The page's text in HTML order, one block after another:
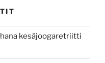
kesäjoogaretriitti